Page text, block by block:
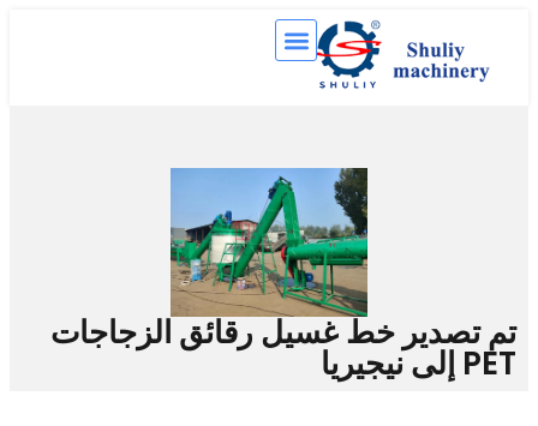
خط غسيل رقائق الزجاجات